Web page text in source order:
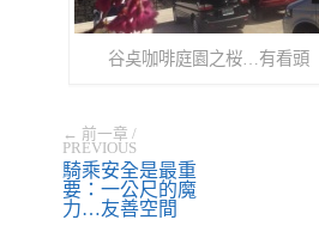
谷奌咖啡庭園之桜…有看頭
← 前一章 /
PREVIOUS
騎乘安全是最重
要：一公尺的魔
力…友善空間